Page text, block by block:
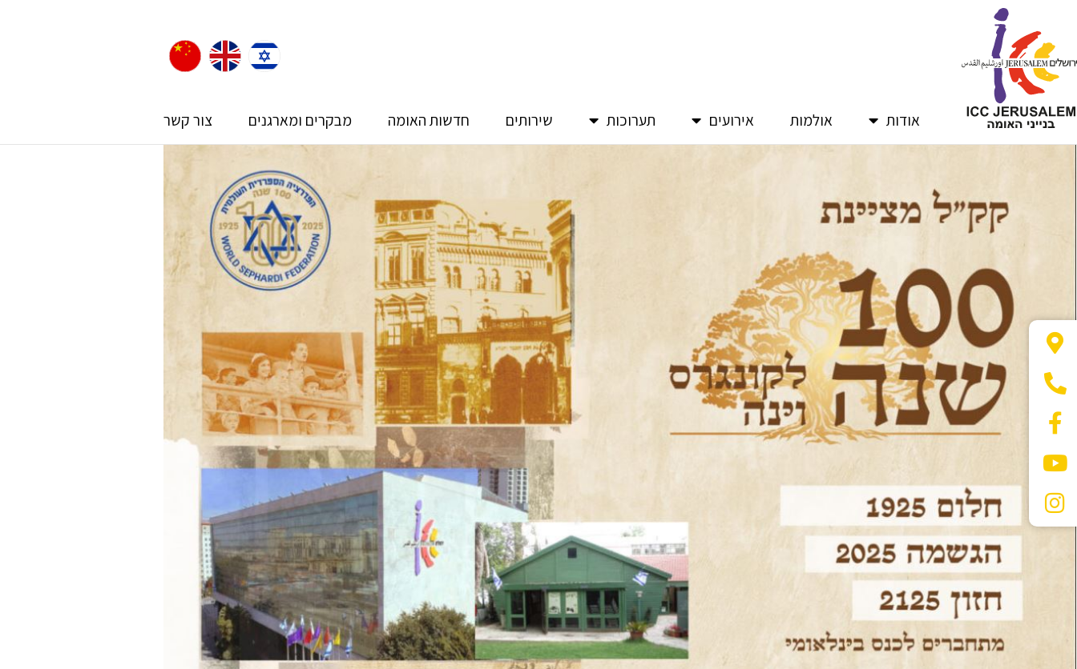
אודות אולמות אירועים תערוכות שירותים חדשות האומה מבקרים ומארגנים צור קשר